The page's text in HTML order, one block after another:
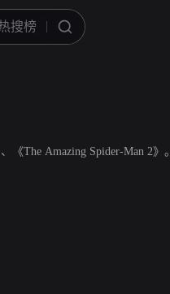
《The Amazing Spider-Man 2》